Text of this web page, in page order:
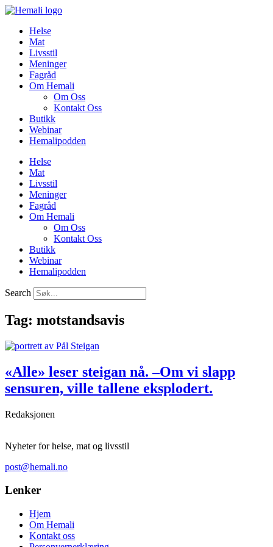
Skip
contentHelse
Mat
Livsstil
Meninger
Fagråd
Om Hemali
Om Oss
Kontakt Oss
Butikk
Webinar
Hemalipodden
Helse
Mat
Livsstil
Meninger
Fagråd
Om Hemali
Om Oss
Kontakt Oss
Butikk
Webinar
Hemalipodden
Search
Tag: motstandsavis
«Alle» leser steigan nå. –Om vi slapp
sensuren, ville tallene eksplodert.
Redaksjonen
Nyheter for helse, mat og livsstil
post@hemali.no
Lenker
Hjem
Om Hemali
Kontakt oss